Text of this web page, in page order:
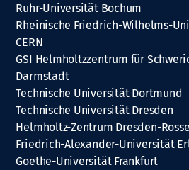
Ruhr-Universität Bochum
Rheinische Friedrich-Wilhelms-
CERN
GSI Helmholtzzentrum für
Darmstadt
Technische Universität Dortmund
Technische Universität Dresden
Helmholtz-Zentrum Dresden-
Friedrich-Alexander-Universität
Goethe-Universität Frankfurt